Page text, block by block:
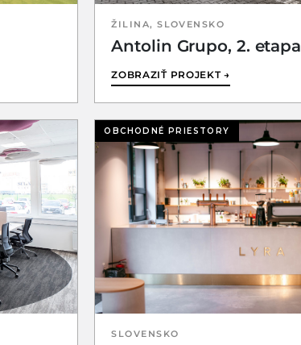
ŽILINA, SLOVENSKO
Antolin Grupo, 2. etapa
ZOBRAZIŤ PROJEKT →
OBCHODNÉ PRIESTORY
SLOVENSKO